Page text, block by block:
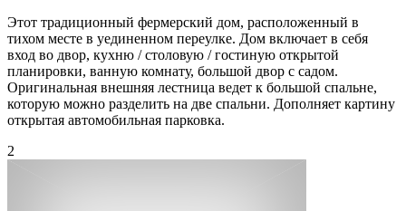
Этот традиционный фермерский дом, расположенный в
тихом месте в уединенном переулке. Дом включает в себя
вход во двор, кухню / столовую / гостиную открытой
планировки, ванную комнату, большой двор с садом.
Оригинальная внешняя лестница ведет к большой спальне,
которую можно разделить на две спальни. Дополняет картину
открытая автомобильная парковка.
2